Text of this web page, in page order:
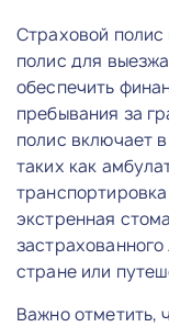
Страховой
полис для
обеспечить
пребывания за
полис включает
таких как
экстренная
стране или
Важно отметить,